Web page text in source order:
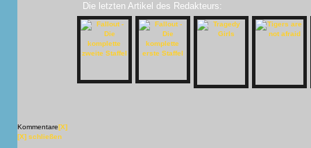
Die letzten Artikel des Redakteurs:
Kommentare[X]
[X] schließen